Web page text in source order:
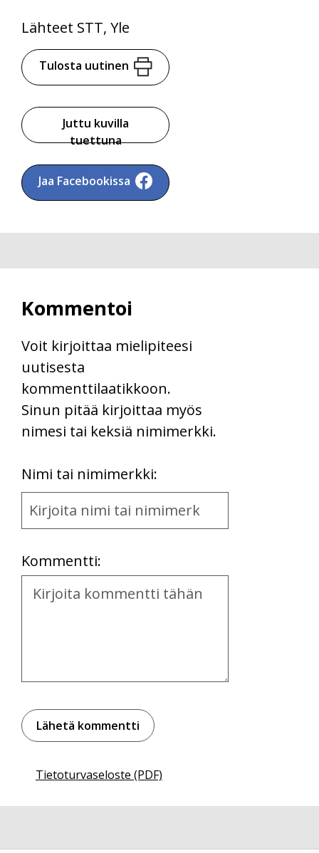
Lähteet STT, Yle
Tulosta uutinen
Juttu kuvilla
tuettuna
Jaa Facebookissa
Kommentoi
Voit kirjoittaa mielipiteesi
uutisesta
kommenttilaatikkoon.
Sinun pitää kirjoittaa myös
nimesi tai keksiä nimimerkki.
Nimi tai nimimerkki:
Name
and
Kommentti:
Kommentti
Tietoturvaseloste (PDF)